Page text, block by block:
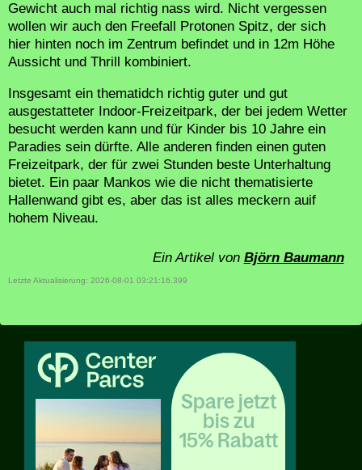
Gewicht auch mal richtig nass wird. Nicht vergessen
wollen wir auch den Freefall Protonen Spitz, der sich
hier hinten noch im Zentrum befindet und in 12m Höhe
Aussicht und Thrill kombiniert.
Insgesamt ein thematidch richtig guter und gut
ausgestatteter Indoor-Freizeitpark, der bei jedem Wetter
besucht werden kann und für Kinder bis 10 Jahre ein
Paradies sein dürfte. Alle anderen finden einen guten
Freizeitpark, der für zwei Stunden beste Unterhaltung
bietet. Ein paar Mankos wie die nicht thematisierte
Hallenwand gibt es, aber das ist alles meckern auif
hohem Niveau.
Ein Artikel von Björn Baumann
Letzte Aktualisierung: 2026-08-01 03:21:16.399